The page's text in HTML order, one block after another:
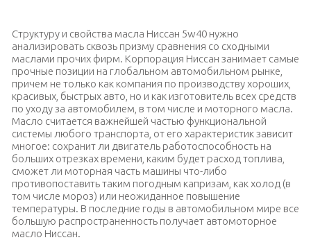
Структуру и свойства масла Ниссан 5w40 нужно
анализировать сквозь призму сравнения со сходными
маслами прочих фирм. Корпорация Ниссан занимает самые
прочные позиции на глобальном автомобильном рынке,
причем не только как компания по производству хороших,
красивых, быстрых авто, но и как изготовитель всех средств
по уходу за автомобилем, в том числе и моторного масла.
Масло считается важнейшей частью функциональной
системы любого транспорта, от его характеристик зависит
многое: сохранит ли двигатель работоспособность на
больших отрезках времени, каким будет расход топлива,
сможет ли моторная часть машины что-либо
противопоставить таким погодным капризам, как холод (в
том числе мороз) или неожиданное повышение
температуры. В последние годы в автомобильном мире все
большую распространенность получает автомоторное
масло Ниссан.